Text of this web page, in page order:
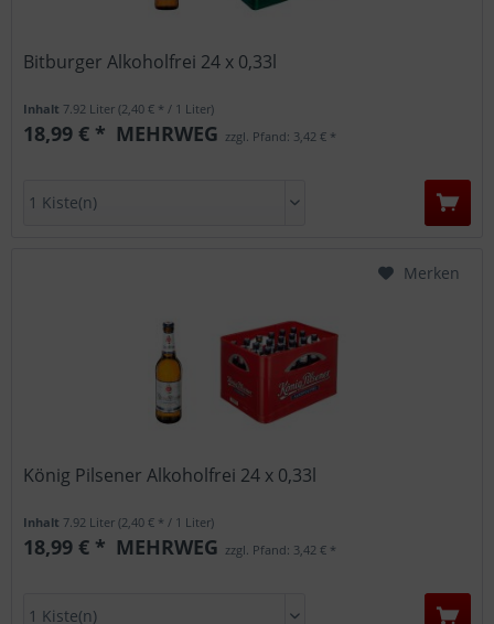
Bitburger Alkoholfrei 24 x 0,33l
Inhalt 7.92 Liter(2,40 € * / 1 Liter)
18,99 € * MEHRWEG zzgl. Pfand: 3,42 € *
König Pilsener Alkoholfrei 24 x 0,33l
Inhalt 7.92 Liter(2,40 € * / 1 Liter)
18,99 € * MEHRWEG zzgl. Pfand: 3,42 € *
Merken